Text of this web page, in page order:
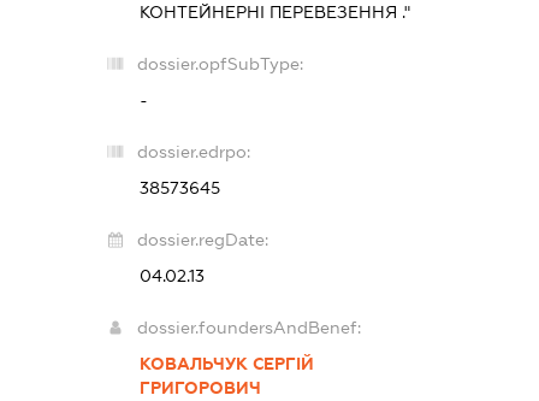
КОНТЕЙНЕРНІ ПЕРЕВЕЗЕННЯ ."
dossier.opfSubType:
-
dossier.edrpo:
38573645
dossier.regDate:
04.02.13
dossier.foundersAndBenef:
КОВАЛЬЧУК СЕРГІЙ
ГРИГОРОВИЧ